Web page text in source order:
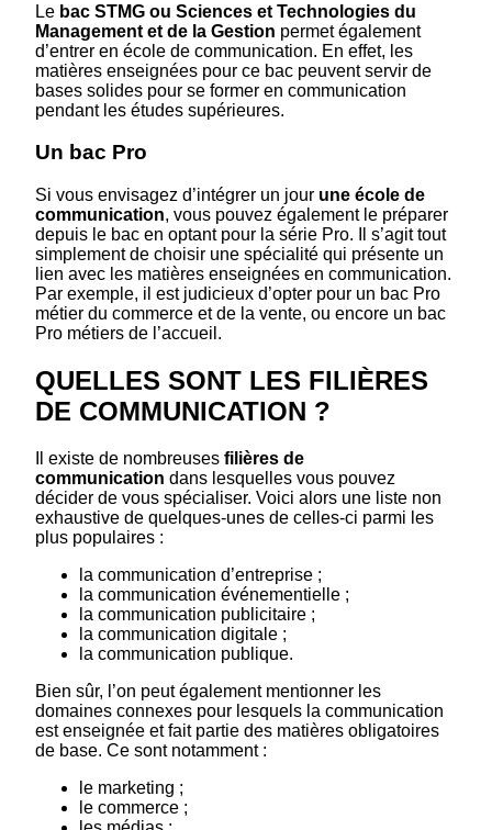
Le bac STMG ou Sciences et Technologies du
Management et de la Gestion permet également
d’entrer en école de communication. En effet, les
matières enseignées pour ce bac peuvent servir de
bases solides pour se former en communication
pendant les études supérieures.
Un bac Pro
Si vous envisagez d’intégrer un jour une école de
communication, vous pouvez également le préparer
depuis le bac en optant pour la série Pro. Il s’agit tout
simplement de choisir une spécialité qui présente un
lien avec les matières enseignées en communication.
Par exemple, il est judicieux d’opter pour un bac Pro
métier du commerce et de la vente, ou encore un bac
Pro métiers de l’accueil.
QUELLES SONT LES FILIÈRES
DE COMMUNICATION ?
Il existe de nombreuses filières de
communication dans lesquelles vous pouvez
décider de vous spécialiser. Voici alors une liste non
exhaustive de quelques-unes de celles-ci parmi les
plus populaires :
la communication d’entreprise ;
la communication événementielle ;
la communication publicitaire ;
la communication digitale ;
la communication publique.
Bien sûr, l’on peut également mentionner les
domaines connexes pour lesquels la communication
est enseignée et fait partie des matières obligatoires
de base. Ce sont notamment :
le marketing ;
le commerce ;